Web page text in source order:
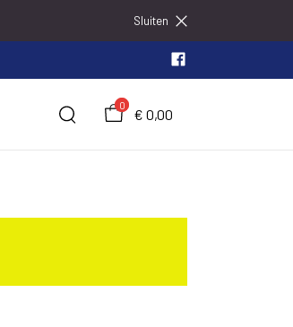
Sluiten
0
€ 0,00